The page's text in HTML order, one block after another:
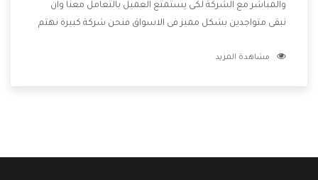
والمباشر مع الشركة لكى يستمتع العميل بالتعامل معنا وان
نبقى متواجدين بشكل مميز فى الاسواق فنحن شركة كبيرة نهتم
الشركة بها والتى تكون منها خدمة الصيانة التى تكون من أهم
مشاهدة المزيد